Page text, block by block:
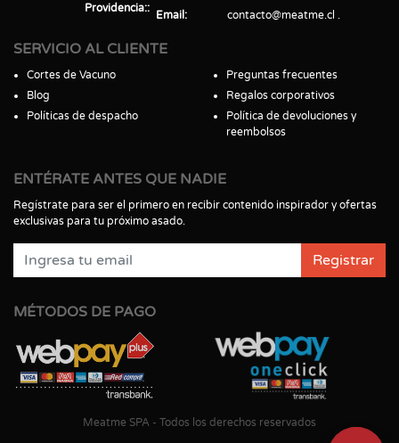
Providencia:
Email
contacto@meatme.cl
SERVICIO AL CLIENTE
Cortes de Vacuno
Blog
Políticas de despacho
Preguntas frecuentes
Regalos corporativos
Política de devoluciones y
reembolsos
ENTÉRATE ANTES QUE NADIE
Regístrate para ser el primero en recibir contenido inspirador y ofertas
exclusivas para tu próximo asado.
Registrar
MÉTODOS DE PAGO
Meatme SPA - Todos los derechos reservados